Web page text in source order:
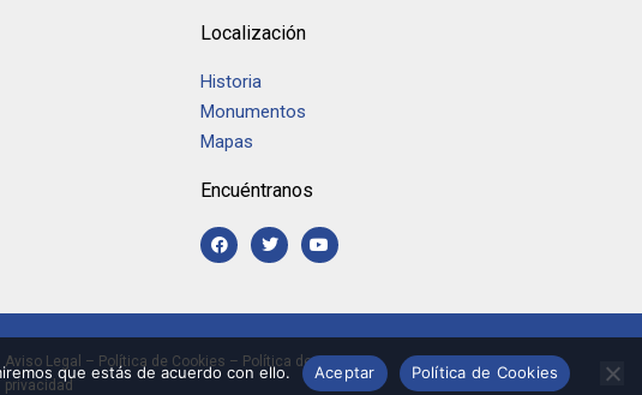
Localización
Historia
Monumentos
Mapas
Encuéntranos
Aviso Legal – Política de Cookies – Política de
privacidad
que estás de acuerdo con ello. Aceptar Política de Cookies